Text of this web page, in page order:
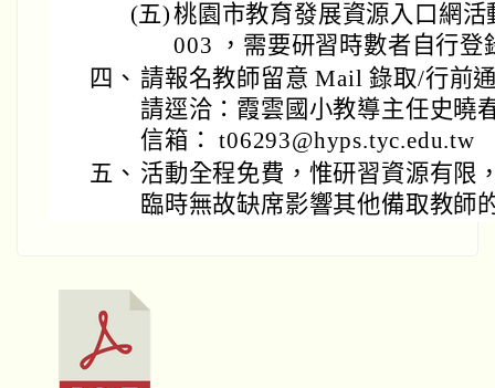
(五)桃園市教育發展資源入口網
003 ，需要研習時數者自行登
四、 請報名教師留意 Mail 錄取/行前
請逕洽：霞雲國小教導主任史曉
信箱： t06293@hyps.tyc.edu.tw
五、 活動全程免費，惟研習資源有限
臨時無故缺席影響其他備取教師